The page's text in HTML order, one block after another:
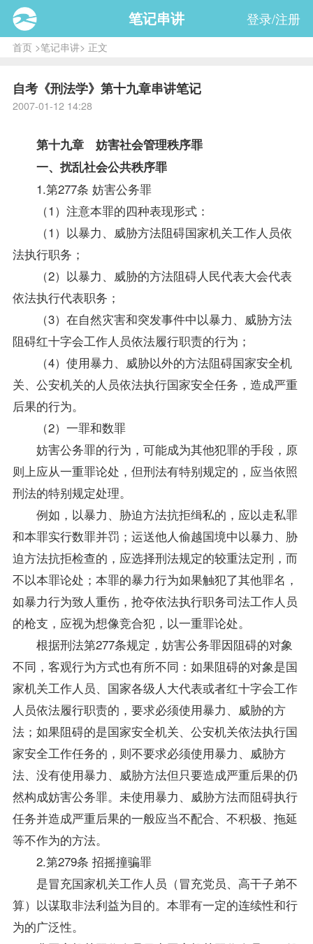
笔记串讲 登录/注册
首页>笔记串讲> 正文
自考《刑法学》第十九章串讲笔记
2007-01-12 14:28
第十九章 妨害社会管理秩序罪
一、扰乱社会公共秩序罪
1.第277条 妨害公务罪
（1）注意本罪的四种表现形式：
（1）以暴力、威胁方法阻碍国家机关工作人员依
法执行职务；
（2）以暴力、威胁的方法阻碍人民代表大会代表
依法执行代表职务；
（3）在自然灾害和突发事件中以暴力、威胁方法
阻碍红十字会工作人员依法履行职责的行为；
（4）使用暴力、威胁以外的方法阻碍国家安全机
关、公安机关的人员依法执行国家安全任务，造成严重
后果的行为。
（2）一罪和数罪
妨害公务罪的行为，可能成为其他犯罪的手段，原
则上应从一重罪论处，但刑法有特别规定的，应当依照
刑法的特别规定处理。
例如，以暴力、胁迫方法抗拒缉私的，应以走私罪
和本罪实行数罪并罚；运送他人偷越国境中以暴力、胁
迫方法抗拒检查的，应选择刑法规定的较重法定刑，而
不以本罪论处；本罪的暴力行为如果触犯了其他罪名，
如暴力行为致人重伤，抢夺依法执行职务司法工作人员
的枪支，应视为想像竞合犯，以一重罪论处。
根据刑法第277条规定，妨害公务罪因阻碍的对象
不同，客观行为方式也有所不同：如果阻碍的对象是国
家机关工作人员、国家各级人大代表或者红十字会工作
人员依法履行职责的，要求必须使用暴力、威胁的方
法；如果阻碍的是国家安全机关、公安机关依法执行国
家安全工作任务的，则不要求必须使用暴力、威胁方
法、没有使用暴力、威胁方法但只要造成严重后果的仍
然构成妨害公务罪。未使用暴力、威胁方法而阻碍执行
任务并造成严重后果的一般应当不配合、不积极、拖延
等不作为的方法。
2.第279条 招摇撞骗罪
是冒充国家机关工作人员（冒充党员、高干子弟不
算）以谋取非法利益为目的。本罪有一定的连续性和行
为的广泛性。